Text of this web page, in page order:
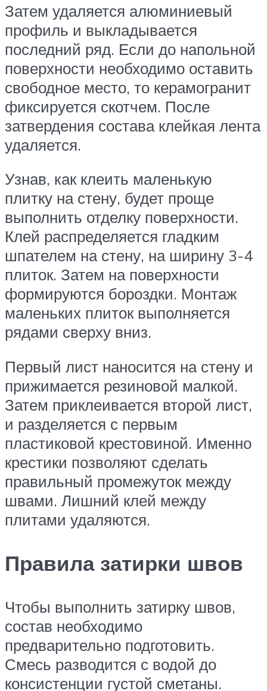
Затем удаляется алюминиевый
профиль и выкладывается
последний ряд. Если до напольной
поверхности необходимо оставить
свободное место, то керамогранит
фиксируется скотчем. После
затвердения состава клейкая лента
удаляется.
Узнав, как клеить маленькую
плитку на стену, будет проще
выполнить отделку поверхности.
Клей распределяется гладким
шпателем на стену, на ширину 3-4
плиток. Затем на поверхности
формируются бороздки. Монтаж
маленьких плиток выполняется
рядами сверху вниз.
Первый лист наносится на стену и
прижимается резиновой малкой.
Затем приклеивается второй лист,
и разделяется с первым
пластиковой крестовиной. Именно
крестики позволяют сделать
правильный промежуток между
швами. Лишний клей между
плитами удаляются.
Правила затирки швов
Чтобы выполнить затирку швов,
состав необходимо
предварительно подготовить.
Смесь разводится с водой до
консистенции густой сметаны.